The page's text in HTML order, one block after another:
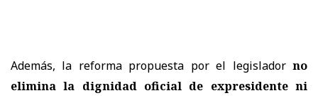
Además, la reforma propuesta por el legislador no
elimina la dignidad oficial de expresidente ni